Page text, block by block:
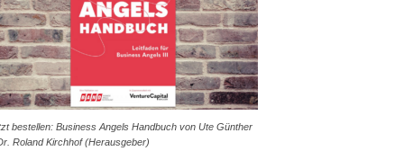
bestellen: Business Angels Handbuch von Ute Günther
Roland Kirchhof (Herausgeber)